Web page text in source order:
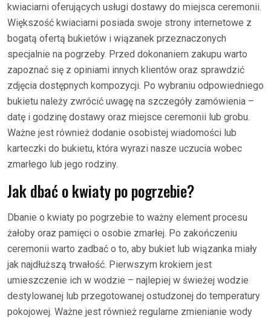
kwiaciarni oferujących usługi dostawy do miejsca ceremonii.
Większość kwiaciarni posiada swoje strony internetowe z
bogatą ofertą bukietów i wiązanek przeznaczonych
specjalnie na pogrzeby. Przed dokonaniem zakupu warto
zapoznać się z opiniami innych klientów oraz sprawdzić
zdjęcia dostępnych kompozycji. Po wybraniu odpowiedniego
bukietu należy zwrócić uwagę na szczegóły zamówienia –
datę i godzinę dostawy oraz miejsce ceremonii lub grobu.
Ważne jest również dodanie osobistej wiadomości lub
karteczki do bukietu, która wyrazi nasze uczucia wobec
zmarłego lub jego rodziny.
Jak dbać o kwiaty po pogrzebie?
Dbanie o kwiaty po pogrzebie to ważny element procesu
żałoby oraz pamięci o osobie zmarłej. Po zakończeniu
ceremonii warto zadbać o to, aby bukiet lub wiązanka miały
jak najdłuższą trwałość. Pierwszym krokiem jest
umieszczenie ich w wodzie – najlepiej w świeżej wodzie
destylowanej lub przegotowanej ostudzonej do temperatury
pokojowej. Ważne jest również regularne zmienianie wody